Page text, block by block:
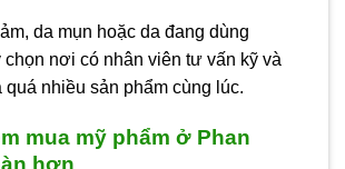
da mụn hoặc da đang dùng
chọn nơi có nhân viên tư vấn kỹ và
quá nhiều sản phẩm cùng lúc.
mua mỹ phẩm ở Phan
hơn